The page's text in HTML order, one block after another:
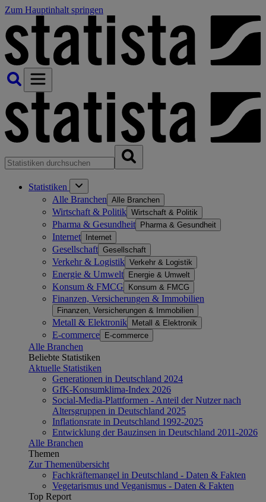
Zum Hauptinhalt springen
Statistiken
Alle Branchen Alle Branchen
Wirtschaft & Politik Wirtschaft & Politik
Pharma & Gesundheit Pharma & Gesundheit
Internet Internet
Gesellschaft Gesellschaft
Verkehr & Logistik Verkehr & Logistik
Energie & Umwelt Energie & Umwelt
Konsum & FMCG Konsum & FMCG
Finanzen, Versicherungen & Immobilien
Finanzen, Versicherungen & Immobilien
Metall & Elektronik Metall & Elektronik
E-commerce E-commerce
Alle Branchen
Beliebte Statistiken
Aktuelle Statistiken
Generationen in Deutschland 2024
GfK-Konsumklima-Index 2026
Social-Media-Plattformen - Anteil der Nutzer nach
Altersgruppen in Deutschland 2025
Inflationsrate in Deutschland 1992-2025
Entwicklung der Bauzinsen in Deutschland 2011-2026
Alle Branchen
Themen
Zur Themenübersicht
Fachkräftemangel in Deutschland - Daten & Fakten
Vegetarismus und Veganismus - Daten & Fakten
Top Report